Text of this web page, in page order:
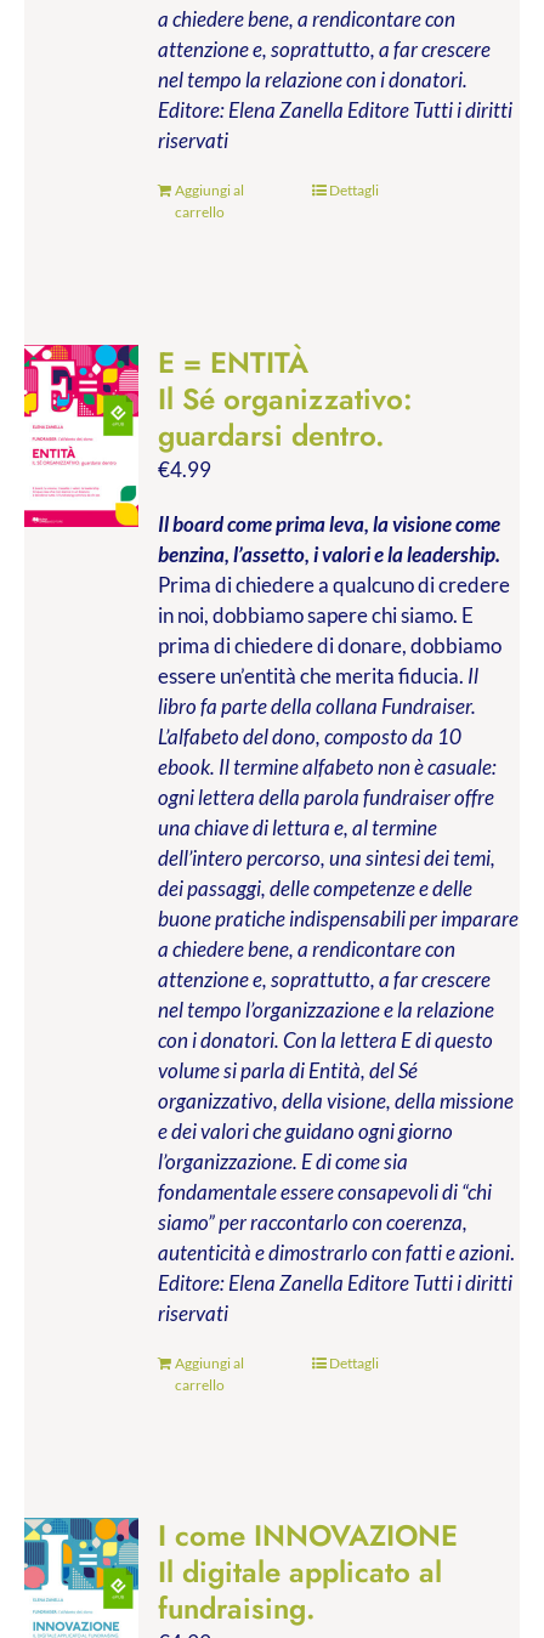
a chiedere bene, a rendicontare con
attenzione e, soprattutto, a far crescere
nel tempo la relazione con i donatori.
Editore: Elena Zanella EditoreTutti i diritti
riservati
Aggiungi al
carrello
Dettagli
E = ENTITÀ
Il Sé organizzativo:
guardarsi dentro.
€4.99
Il board come prima leva, la visione come
benzina, l’assetto, i valori e la leadership.
Prima di chiedere a qualcuno di credere
in noi, dobbiamo sapere chi siamo. E
prima di chiedere di donare, dobbiamo
essere un’entità che merita fiducia. Il
libro fa parte della collana Fundraiser.
L’alfabeto del dono, composto da 10
ebook. Il termine alfabeto non è casuale:
ogni lettera della parola fundraiser offre
una chiave di lettura e, al termine
dell’intero percorso, una sintesi dei temi,
dei passaggi, delle competenze e delle
buone pratiche indispensabili per imparare
a chiedere bene, a rendicontare con
attenzione e, soprattutto, a far crescere
nel tempo l’organizzazione e la relazione
con i donatori. Con la lettera E di questo
volume si parla di Entità, del Sé
organizzativo, della visione, della missione
e dei valori che guidano ogni giorno
l’organizzazione. E di come sia
fondamentale essere consapevoli di “chi
siamo” per raccontarlo con coerenza,
autenticità e dimostrarlo con fatti e azioni.
Editore: Elena Zanella EditoreTutti i diritti
riservati
Aggiungi al
carrello
Dettagli
I come INNOVAZIONE
Il digitale applicato al
fundraising.